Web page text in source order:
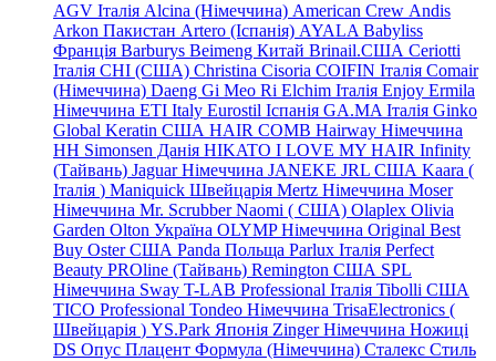
AGV Італія Alcina (Німеччина) American Crew Andis
Arkon Пакистан Artero (Іспанія) AYALA Babyliss
Франція Barburys Beimeng Китай Brinail.США Ceriotti
Італія CHI (США) Christina Cisoria COIFIN Італія Comair
(Німеччина) Daeng Gi Meo Ri Elchim Італія Enjoy Ermila
Німеччина ETI Italy Eurostil Іспанія GA.MA Італія Ginko
Global Keratin США HAIR COMB Hairway Німеччина
HH Simonsen Данія HIKATO I LOVE MY HAIR Infinity
(Тайвань) Jaguar Німеччина JANEKE JRL США Kaara (
Італія ) Maniquick Швейцарія Mertz Німеччина Moser
Німеччина Mr. Scrubber Naomi ( США) Olaplex Olivia
Garden Olton Україна OLYMP Німеччина Original Best
Buy Oster США Panda Польща Parlux Італія Perfect
Beauty PROline (Тайвань) Remington США SPL
Німеччина Sway T-LAB Professional Італія Tibolli США
TICO Professional Tondeo Німеччина TrisaElectronics (
Швейцарія ) YS.Park Японія Zinger Німеччина Ножиці
DS Опус Плацент Формула (Німеччина) Сталекс Стиль